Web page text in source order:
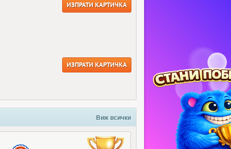
ИЗПРАТИ КАРТИЧКА
ИЗПРАТИ КАРТИЧКА
Виж всички